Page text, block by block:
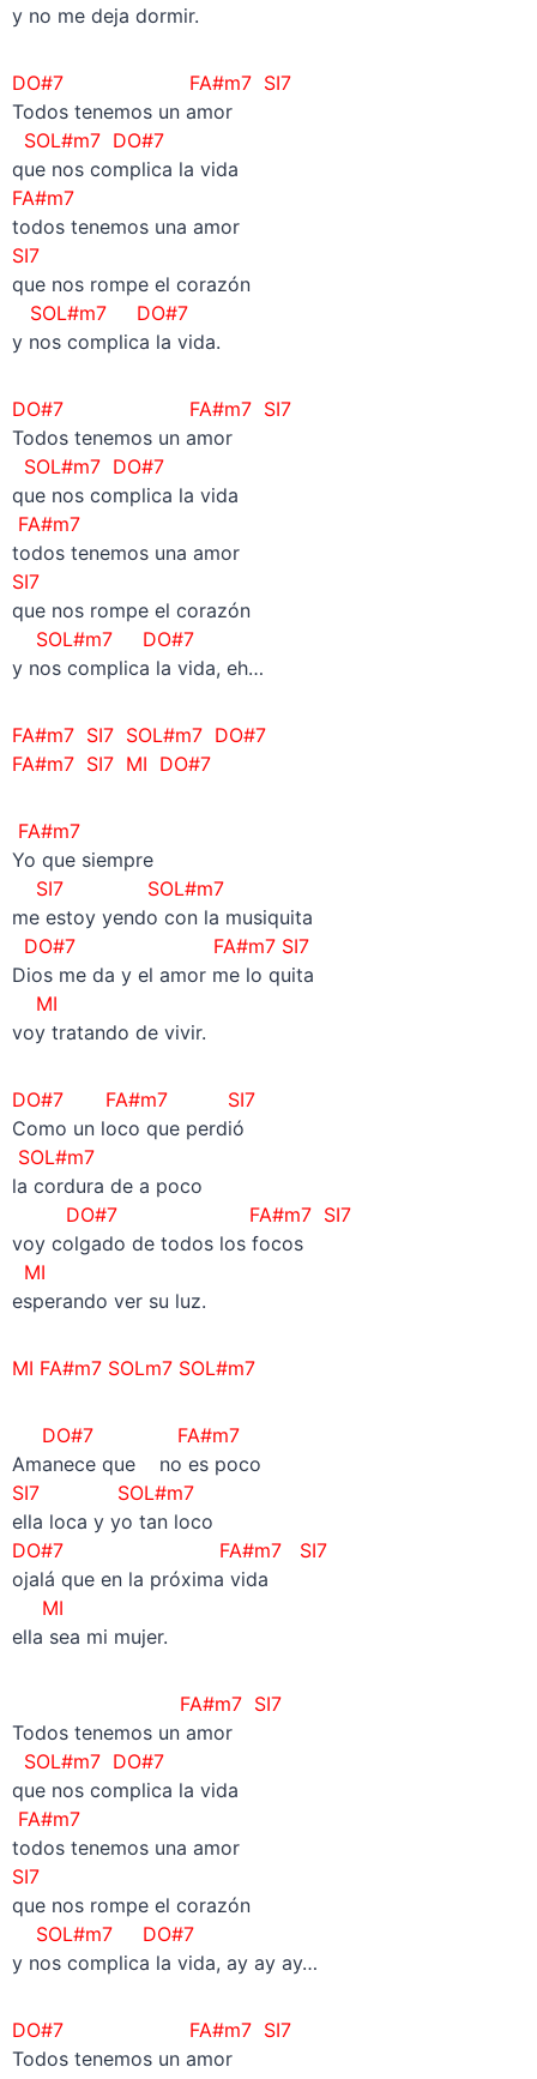
y no me deja dormir.
DO#7
FA#m7 SI7
Todos tenemos un amor
SOL#m7 DO#7
que nos complica la vida
FA#m7
todos tenemos una amor
SI7
que nos rompe el corazón
SOL#m7 DO#7
y nos complica la vida.
DO#7
FA#m7 SI7
Todos tenemos un amor
SOL#m7 DO#7
que nos complica la vida
FA#m7
todos tenemos una amor
SI7
que nos rompe el corazón
SOL#m7 DO#7
y nos complica la vida, eh…
FA#m7 SI7 SOL#m7 DO#7
FA#m7 SI7 MI DO#7
FA#m7
Yo que siempre
SI7 SOL#m7
me estoy yendo con la musiquita
DO#7 FA#m7 SI7
Dios me da y el amor me lo quita
MI
voy tratando de vivir.
DO#7
FA#m7 SI7
Como un loco que perdió
SOL#m7
la cordura de a poco
DO#7 FA#m7 SI7
voy colgado de todos los focos
MI
esperando ver su luz.
MI FA#m7 SOLm7 SOL#m7
DO#7 FA#m7
Amanece que no es poco
SI7 SOL#m7
ella loca y yo tan loco
DO#7 FA#m7 SI7
ojalá que en la próxima vida
MI
ella sea mi mujer.
FA#m7 SI7
Todos tenemos un amor
SOL#m7 DO#7
que nos complica la vida
FA#m7
todos tenemos una amor
SI7
que nos rompe el corazón
SOL#m7 DO#7
y nos complica la vida, ay ay ay…
DO#7
FA#m7 SI7
Todos tenemos un amor